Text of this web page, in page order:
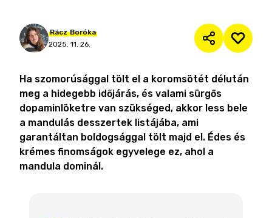
Rácz Boróka
2025. 11. 26.
Ha szomorúsággal tölt el a koromsötét délután
meg a hidegebb időjárás, és valami sürgős
dopaminlöketre van szükséged, akkor less bele
a mandulás desszertek listájába, ami
garantáltan boldogsággal tölt majd el. Édes és
krémes finomságok egyvelege ez, ahol a
mandula dominál.